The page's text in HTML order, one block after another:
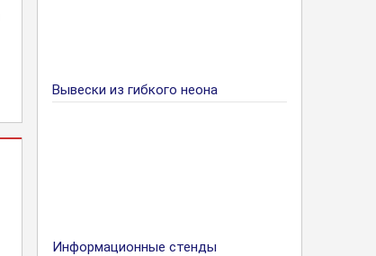
Вывески из гибкого неона
Информационные стенды